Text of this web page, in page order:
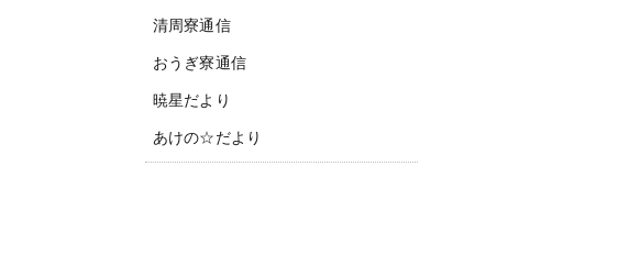
清周寮通信
おうぎ寮通信
暁星だより
あけの☆だより